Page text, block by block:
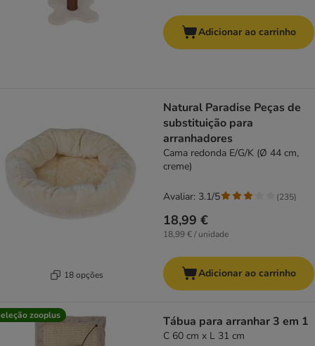
Adicionar ao carrinho
18 opções
Natural Paradise Peças de
substituição para
arranhadores
Cama redonda E/G/K (Ø 44 cm,
creme)
18,99 €
18,99 € / unidade
Avaliar: 3.1/5 (235)
Adicionar ao carrinho
zooplus Tábua para arranhar 3 em 1
C 60 cm x L 31 cm